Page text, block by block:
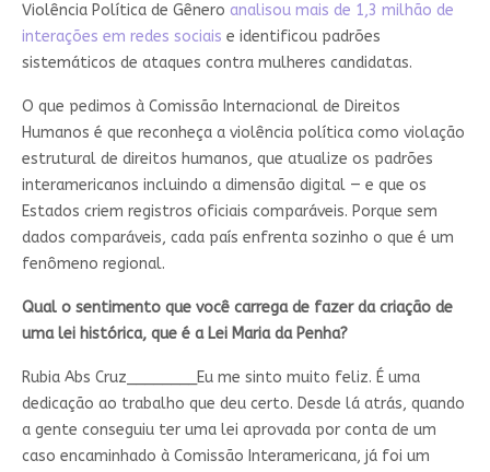
Violência Política de Gênero analisou mais de 1,3 milhão de
interações em redes sociais e identificou padrões
sistemáticos de ataques contra mulheres candidatas.
O que pedimos à Comissão Internacional de Direitos
Humanos é que reconheça a violência política como violação
estrutural de direitos humanos, que atualize os padrões
interamericanos incluindo a dimensão digital — e que os
Estados criem registros oficiais comparáveis. Porque sem
dados comparáveis, cada país enfrenta sozinho o que é um
fenômeno regional.
Qual o sentimento que você carrega de fazer da criação de
uma lei histórica, que é a Lei Maria da Penha?
Rubia Abs Cruz________
Eu me sinto muito feliz. É uma
dedicação ao trabalho que deu certo. Desde lá atrás, quando
a gente conseguiu ter uma lei aprovada por conta de um
caso encaminhado à Comissão Interamericana, já foi um